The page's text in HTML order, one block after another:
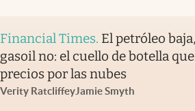
Financial Times. El petróleo
gasoil no: el cuello de botella
precios por las nubes
Verity RatcliffeyJamie Smyth